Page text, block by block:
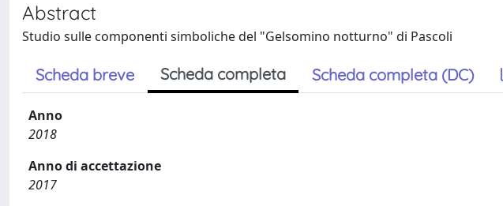
Abstract
Studio sulle componenti simboliche del "Gelsomino notturno" di Pascoli
Scheda breve Scheda completa Scheda completa (DC)
Anno
2018
Anno di accettazione
2017